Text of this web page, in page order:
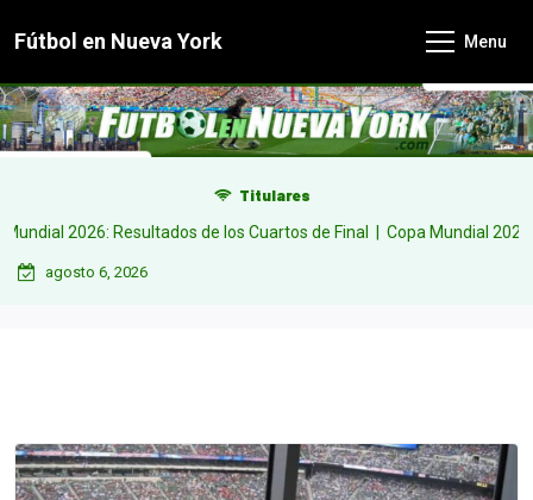
content
Fútbol en Nueva York Menu
Titulares
2026: Resultados de los Cuartos de Final | Copa Mundial 2026:
agosto 6, 2026